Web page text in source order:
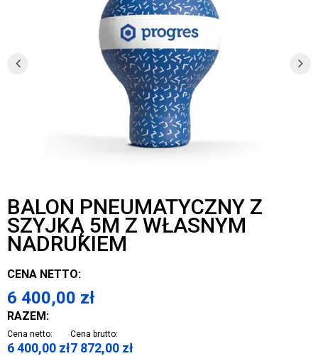
BALON PNEUMATYCZNY Z
SZYJKĄ 5M Z WŁASNYM
NADRUKIEM
CENA NETTO:
6 400,00 zł
RAZEM:
Cena netto:
6 400,00 zł
Cena brutto:
7 872,00 zł